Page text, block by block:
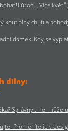
úrodu Více
kout plný chuti a
domek: Kdy se
dílny:
Správný tmel může
Proměníte je v